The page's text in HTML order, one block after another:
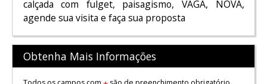
calçada com fulget, paisagismo, VAGA, NOVA,
agende sua visita e faça sua proposta
Obtenha Mais Informações